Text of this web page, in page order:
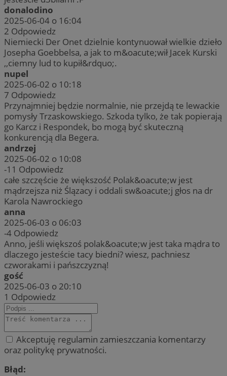
donalodino
2025-06-04 o 16:04
2 Odpowiedz
Niemiecki Der Onet dzielnie kontynuował wielkie dzieło
Josepha Goebbelsa, a jak to m&oacute;wił Jacek Kurski
,,ciemny lud to kupił&rdquo;.
nupel
2025-06-02 o 10:18
7 Odpowiedz
Przynajmniej będzie normalnie, nie przejdą te lewackie
pomysły Trzaskowskiego. Szkoda tylko, że tak popierają
go Karcz i Respondek, bo mogą być skuteczną
konkurencją dla Begera.
andrzej
2025-06-02 o 10:08
-11 Odpowiedz
całe szczęście że większość Polak&oacute;w jest
mądrzejsza niż Ślązacy i oddali sw&oacute;j głos na dr
Karola Nawrockiego
anna
2025-06-03 o 06:03
-4 Odpowiedz
Anno, jeśli większoś polak&oacute;w jest taka mądra to
dlaczego jesteście tacy biedni? wiesz, pachniesz
czworakami i pańszczyzną!
gość
2025-06-03 o 20:10
1 Odpowiedz
Akceptuję regulamin zamieszczania komentarzy
oraz politykę prywatności.
Błąd: